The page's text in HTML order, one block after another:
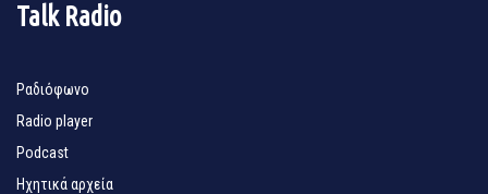
Talk Radio
Ραδιόφωνο
Radio player
Podcast
Ηχητικά αρχεία